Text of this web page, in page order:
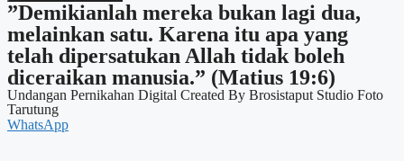
”Demikianlah mereka bukan lagi dua,
melainkan satu. Karena itu apa yang
telah dipersatukan Allah tidak boleh
diceraikan manusia.” (Matius 19:6)
Undangan Pernikahan Digital Created By Brosistaput Studio Foto
Tarutung
WhatsApp